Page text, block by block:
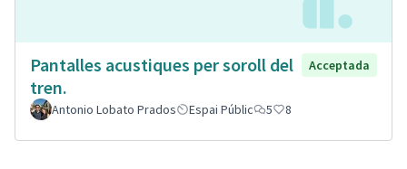
Pantalles acustiques per soroll del
tren.
Acceptada
Antonio Lobato Prados Espai Públic 5 8